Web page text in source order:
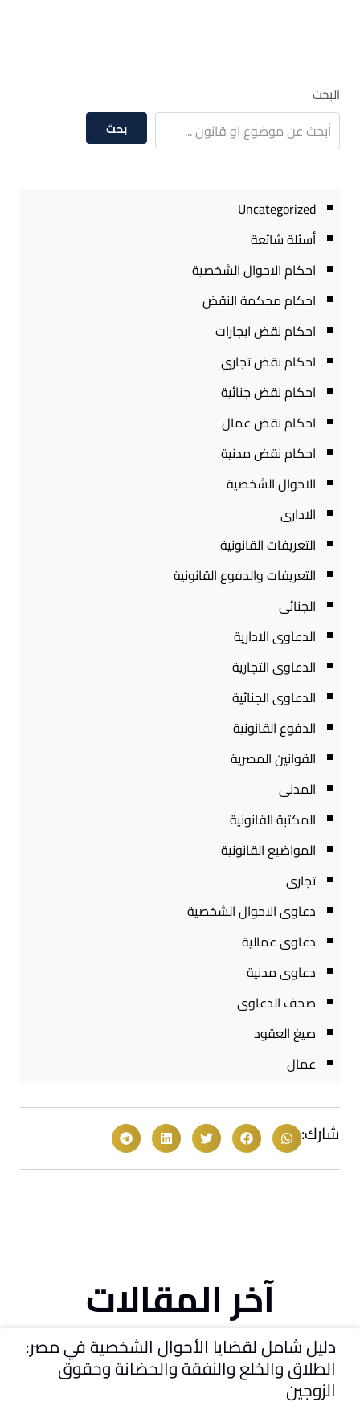
البحث
بحث
Uncategorized
أسئلة شائعة
احكام الاحوال الشخصية
احكام محكمة النقض
احكام نقض ايجارات
احكام نقض تجارى
احكام نقض جنائية
احكام نقض عمال
احكام نقض مدنية
الاحوال الشخصية
الادارى
التعريفات القانونية
التعريفات والدفوع القانونية
الجنائى
الدعاوى الادارية
الدعاوى التجارية
الدعاوى الجنائية
الدفوع القانونية
القوانين المصرية
المدنى
المكتبة القانونية
المواضيع القانونية
تجارى
دعاوى الاحوال الشخصية
دعاوى عمالية
دعاوى مدنية
صحف الدعاوى
صيغ العقود
عمال
شارك:
آخر المقالات
دليل شامل لقضايا الأحوال الشخصية في مصر:
الطلاق والخلع والنفقة والحضانة وحقوق
الزوجين